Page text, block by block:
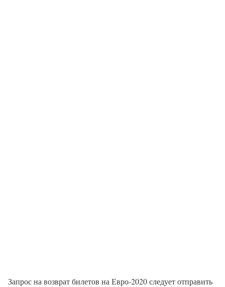
Запрос на возврат билетов на Евро-2020 следует отправить